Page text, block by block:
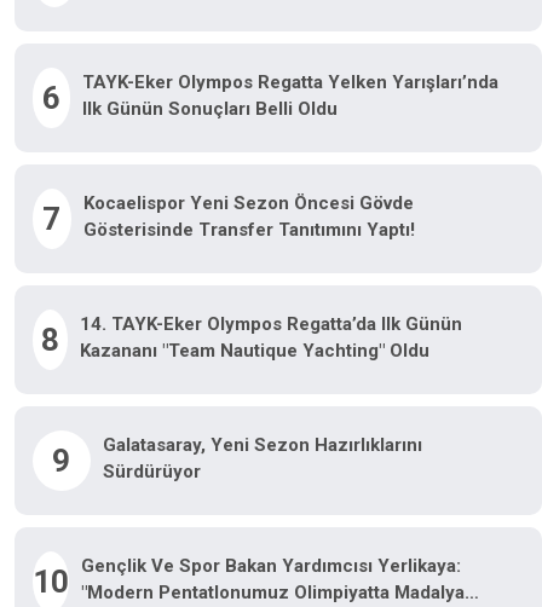
6
TAYK-Eker Olympos Regatta Yelken Yarışları’nda
Ilk Günün Sonuçları Belli Oldu
7
Kocaelispor Yeni Sezon Öncesi Gövde
Gösterisinde Transfer Tanıtımını Yaptı!
8
14. TAYK-Eker Olympos Regatta’da Ilk Günün
Kazananı "Team Nautique Yachting" Oldu
9
Galatasaray, Yeni Sezon Hazırlıklarını
Sürdürüyor
10
Gençlik Ve Spor Bakan Yardımcısı Yerlikaya:
"Modern Pentatlonumuz Olimpiyatta Madalya